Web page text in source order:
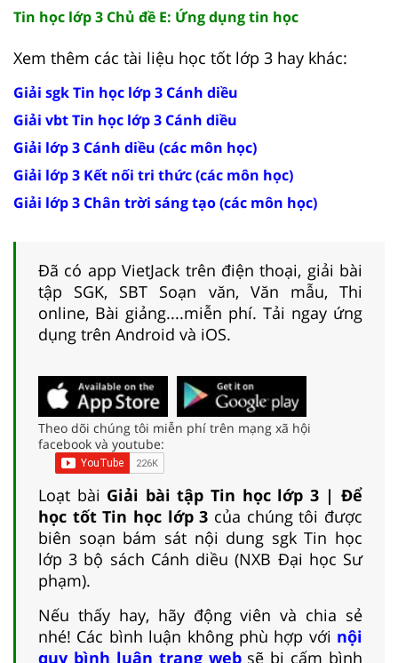
Tin học lớp 3 Chủ đề E: Ứng dụng tin học
Xem thêm các tài liệu học tốt lớp 3 hay khác:
Giải sgk Tin học lớp 3 Cánh diều
Giải vbt Tin học lớp 3 Cánh diều
Giải lớp 3 Cánh diều (các môn học)
Giải lớp 3 Kết nối tri thức (các môn học)
Giải lớp 3 Chân trời sáng tạo (các môn học)
Đã có app VietJack trên điện thoại, giải bài
tập SGK, SBT Soạn văn, Văn mẫu, Thi
online, Bài giảng....miễn phí. Tải ngay ứng
dụng trên Android và iOS.
Theo dõi chúng tôi miễn phí trên mạng xã hội
facebook và youtube:
Loạt bài Giải bài tập Tin học lớp 3 | Để
học tốt Tin học lớp 3 của chúng tôi được
biên soạn bám sát nội dung sgk Tin học
lớp 3 bộ sách Cánh diều (NXB Đại học Sư
phạm).
Nếu thấy hay, hãy động viên và chia sẻ
nhé! Các bình luận không phù hợp với nội
quy bình luận trang websẽ bị cấm bình